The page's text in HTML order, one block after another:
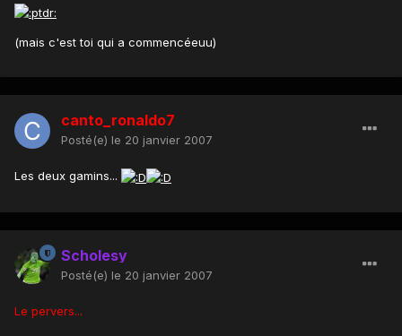
(mais c'est toi qui a commencéeuu)
canto_ronaldo7
Posté(e) le 20 janvier 2007
Les deux gamins...
Scholesy
Posté(e) le 20 janvier 2007
Le pervers...